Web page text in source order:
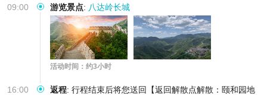
09:00 游览景点: 八达岭长城
活动时间：约3小时
16:00 返程: 行程结束后将您送回【返回解散点解散：颐和园地